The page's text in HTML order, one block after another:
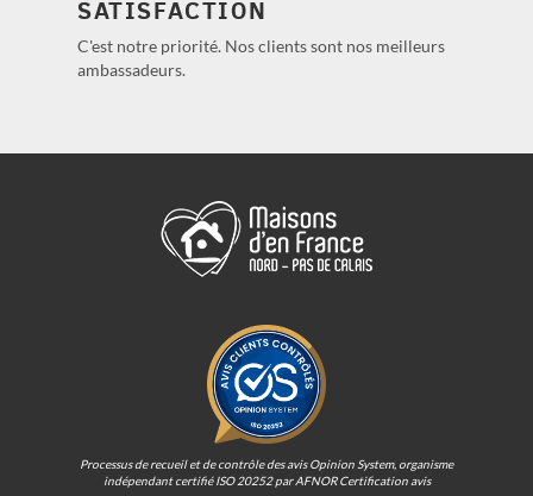
SATISFACTION
C'est notre priorité. Nos clients sont nos meilleurs
ambassadeurs.
Processus de recueil et de contrôle des avis Opinion System, organisme
indépendant certifié ISO 20252 par AFNOR Certification avis